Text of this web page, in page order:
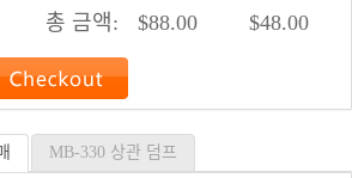
총 금액: $88.00 $48.00
MB-330 상관 덤프